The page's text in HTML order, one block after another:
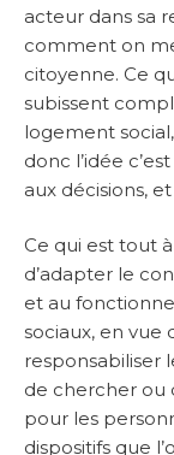
acteur dans sa
comment on
citoyenne. Ce
subissent
logement
donc l’idée
aux décisions,
Ce qui est tout
d’adapter le
et au
sociaux, en vue
responsabiliser
de chercher ou
pour les
dispositifs que